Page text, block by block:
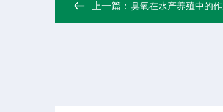
上一篇：臭氧在水产养殖中的